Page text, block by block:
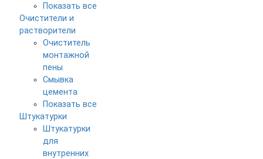
Показать все
Очистители и
растворители
Очиститель
монтажной
пены
Смывка
цемента
Показать все
Штукатурки
Штукатурки
для
внутренних